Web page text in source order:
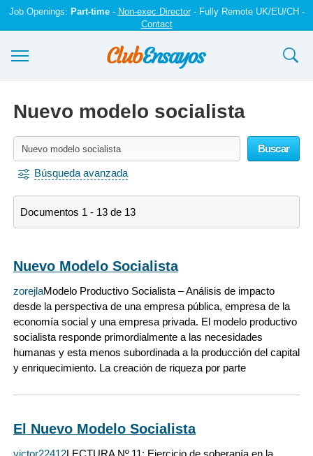
Job Openings: Part-time- Non-exec Director- Fully Remote UK/EU/CH -
Contact
Iniciar sesión
Nuevo modelo socialista
Buscar
Búsqueda avanzada
Documentos 1 - 13 de 13
Nuevo Modelo Socialista
zorejlaModelo Productivo Socialista – Análisis de impacto
desde la perspectiva de una empresa pública, empresa de la
economía social y una empresa privada. El modelo productivo
socialista responde primordialmente a las necesidades
humanas y esta menos subordinada a la producción del capital
y enriquecimiento. La creación de riqueza por parte
El Nuevo Modelo Socialista
victor22412LECTURA Nº 11: Ejercicio de soberanía en la